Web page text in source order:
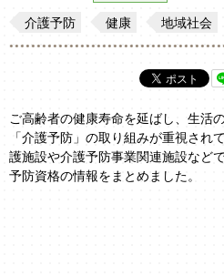
介護予防 健康 地域社会
ご高齢者の健康寿命を延ばし、生活
「介護予防」の取り組みが重視され
護施設や介護予防事業関連施設など
予防資格の情報をまとめました。